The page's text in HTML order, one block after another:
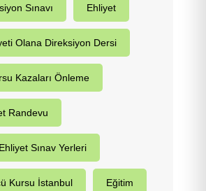
Sınavı Ehliyet
Olana Direksiyon Dersi
Kazaları Önleme
Randevu
Ehliyet Sınav Yerleri
Kursu İstanbul Eğitim